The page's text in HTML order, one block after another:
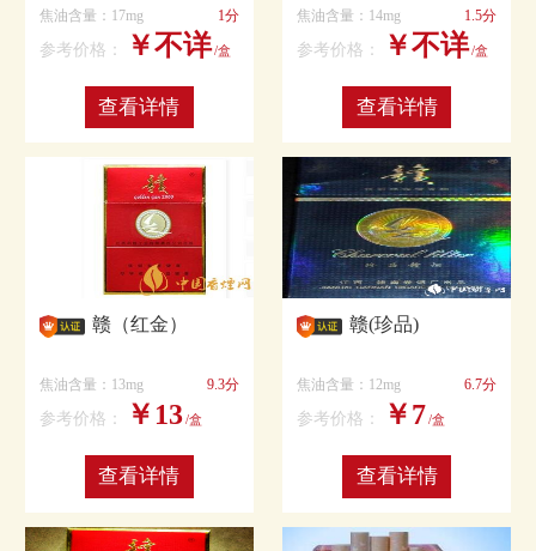
焦油含量：17mg 1分
参考价格： ￥不详/盒
查看详情
焦油含量：14mg 1.5分
参考价格： ￥不详/盒
查看详情
赣（红金）
焦油含量：13mg 9.3分
参考价格： ￥13/盒
查看详情
赣(珍品)
焦油含量：12mg 6.7分
参考价格： ￥7/盒
查看详情